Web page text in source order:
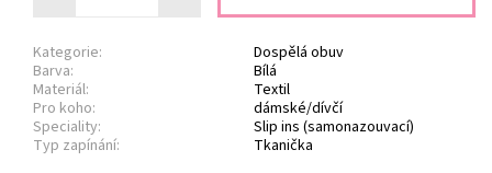
Kategorie:
Dospělá obuv
Barva:
Bílá
Materiál:
Textil
Pro koho:
dámské/dívčí
Speciality:
Slip ins (samonazouvací)
Typ zapínání:
Tkanička